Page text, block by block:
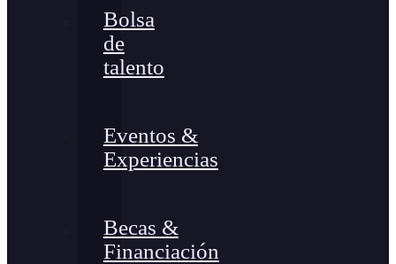
Bolsa
de
talento
Eventos &
Experiencias
Becas &
Financiación